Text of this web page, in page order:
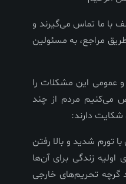
با ما تماس مى‌گيرند و
مراجع، به مسئولين
عمومى اين مشكلات را
مى‌كنيم مردم از چند
دارند:
تورم شديد و بالا رفتن
زندگى براى آن‌ها
تحريم‌هاى خارجى